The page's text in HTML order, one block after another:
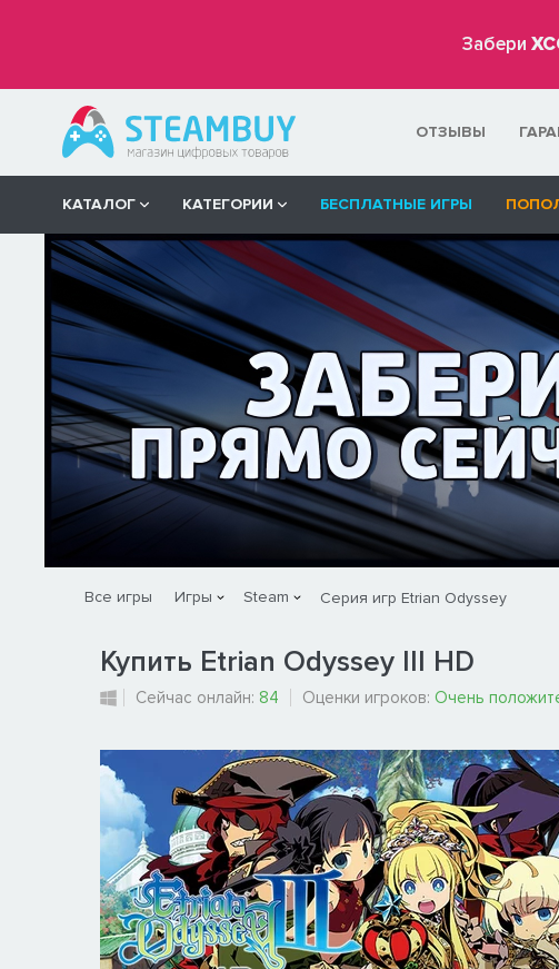
Забери
ОТЗЫВЫ
КАТАЛОГ КАТЕГОРИИ БЕСПЛАТНЫЕ ИГРЫ
Все игры Игры Steam Серия игр Etrian Odyssey
Купить Etrian Odyssey III HD
Сейчас онлайн: 84 Оценки игроков: Очень